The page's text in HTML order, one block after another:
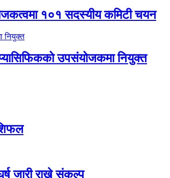
१०१ सदस्यीय कमिटी चयन
उपसंयोजकमा नियुक्त
जारी राख्ने संकल्प